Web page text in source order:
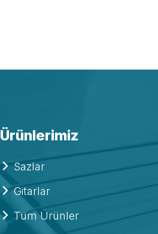
Ürünlerimiz
Sazlar
Gitarlar
Tüm Ürünler